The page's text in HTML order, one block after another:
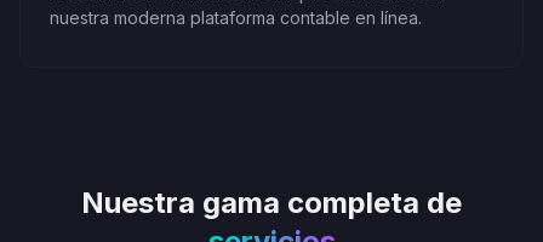
nuestra moderna plataforma contable en línea.
Nuestra gama completa de